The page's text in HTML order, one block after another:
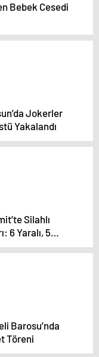
Bebek Cesedi
Jokerler
Yakalandı
Silahlı
6 Yaralı, 5
Barosu’nda
Töreni